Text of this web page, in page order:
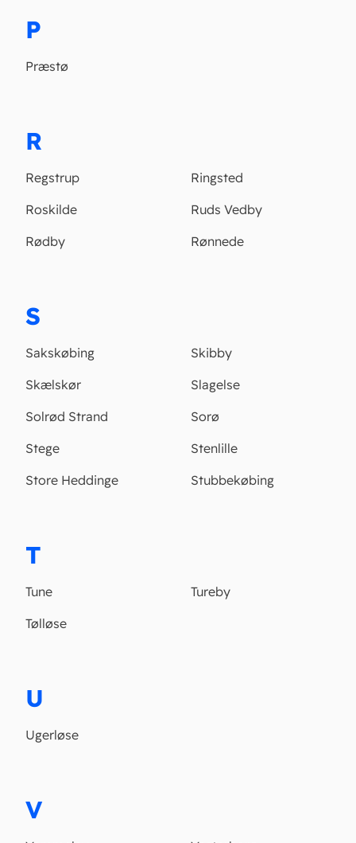
P
Præstø
R
Regstrup
Ringsted
Roskilde
Ruds Vedby
Rødby
Rønnede
S
Sakskøbing
Skibby
Skælskør
Slagelse
Solrød Strand
Sorø
Stege
Stenlille
Store Heddinge
Stubbekøbing
T
Tune
Tureby
Tølløse
U
Ugerløse
V